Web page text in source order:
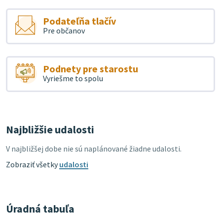
Podateľňa tlačív
Pre občanov
Podnety pre starostu
Vyriešme to spolu
Najbližšie udalosti
V najbližšej dobe nie sú naplánované žiadne udalosti.
Zobraziť všetkyudalosti
Úradná tabuľa